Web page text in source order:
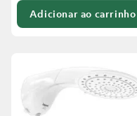
Adicionar ao carrinho